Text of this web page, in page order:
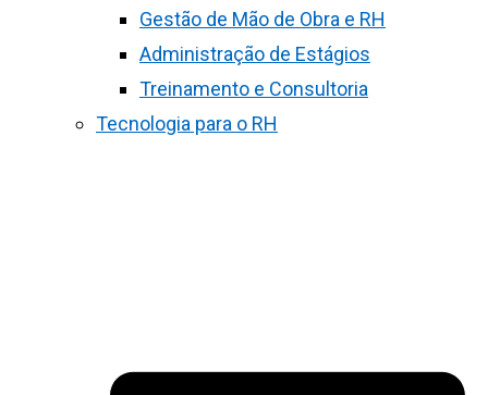
Gestão de Mão de Obra e RH
Administração de Estágios
Treinamento e Consultoria
Tecnologia para o RH